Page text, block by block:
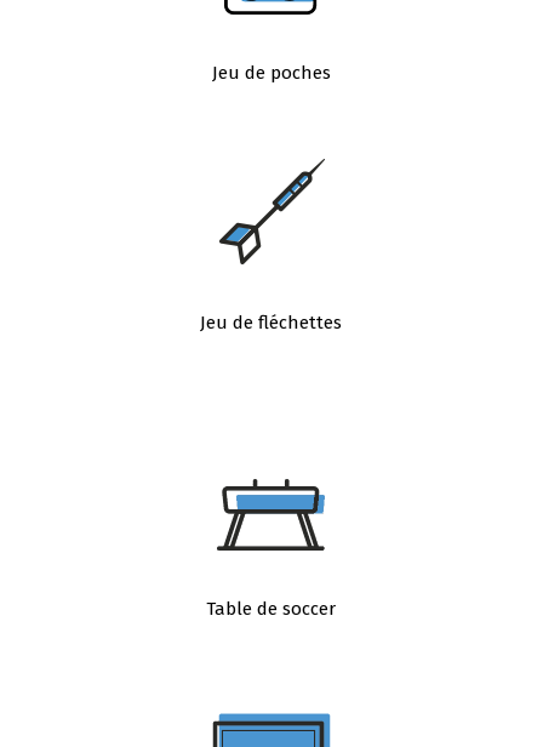
Jeu de poches
Jeu de fléchettes
Table de soccer